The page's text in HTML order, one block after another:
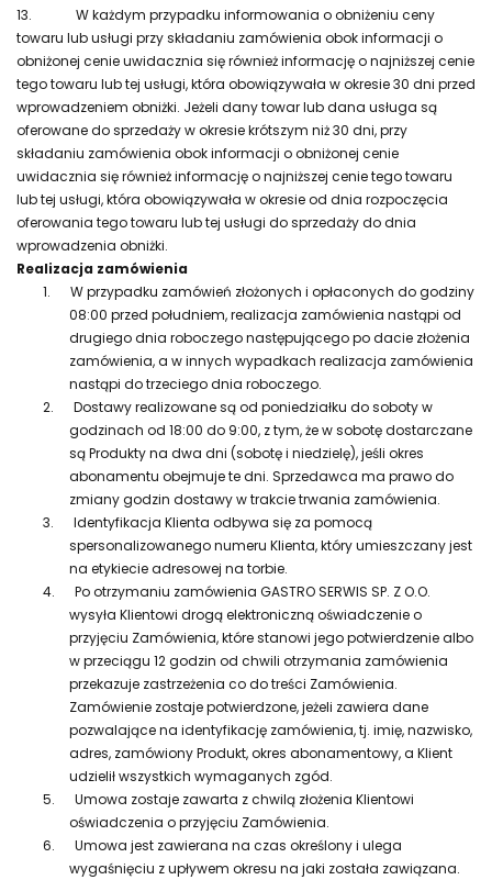
13.
W każdym przypadku informowania o obniżeniu ceny
towaru lub usługi przy składaniu zamówienia obok informacji o
obniżonej cenie uwidacznia się również informację o najniższej cenie
tego towaru lub tej usługi, która obowiązywała w okresie 30 dni przed
wprowadzeniem obniżki. Jeżeli dany towar lub dana usługa są
oferowane do sprzedaży w okresie krótszym niż 30 dni, przy
składaniu zamówienia obok informacji o obniżonej cenie
uwidacznia się również informację o najniższej cenie tego towaru
lub tej usługi, która obowiązywała w okresie od dnia rozpoczęcia
oferowania tego towaru lub tej usługi do sprzedaży do dnia
wprowadzenia obniżki.
Realizacja zamówienia
1.
W przypadku zamówień złożonych i opłaconych do godziny
08:00 przed południem, realizacja zamówienia nastąpi od
drugiego dnia roboczego następującego po dacie złożenia
zamówienia, a w innych wypadkach realizacja zamówienia
nastąpi do trzeciego dnia roboczego.
2.
Dostawy realizowane są od poniedziałku do soboty w
godzinach od 18:00 do 9:00, z tym, że w sobotę dostarczane
są Produkty na dwa dni (sobotę i niedzielę), jeśli okres
abonamentu obejmuje te dni. Sprzedawca ma prawo do
zmiany godzin dostawy w trakcie trwania zamówienia.
3.
Identyfikacja Klienta odbywa się za pomocą
spersonalizowanego numeru Klienta, który umieszczany jest
na etykiecie adresowej na torbie.
4.
Po otrzymaniu zamówienia GASTRO SERWIS SP. Z O.O.
wysyła Klientowi drogą elektroniczną oświadczenie o
przyjęciu Zamówienia, które stanowi jego potwierdzenie albo
w przeciągu 12 godzin od chwili otrzymania zamówienia
przekazuje zastrzeżenia co do treści Zamówienia.
Zamówienie zostaje potwierdzone, jeżeli zawiera dane
pozwalające na identyfikację zamówienia, tj. imię, nazwisko,
adres, zamówiony Produkt, okres abonamentowy, a Klient
udzielił wszystkich wymaganych zgód.
5.
Umowa zostaje zawarta z chwilą złożenia Klientowi
oświadczenia o przyjęciu Zamówienia.
6.
Umowa jest zawierana na czas określony i ulega
wygaśnięciu z upływem okresu na jaki została zawiązana.